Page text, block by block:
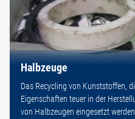
Halbzeuge
Das Recycling von Kunststoffen,
Eigenschaften teuer in der
von Halbzeugen eingesetzt